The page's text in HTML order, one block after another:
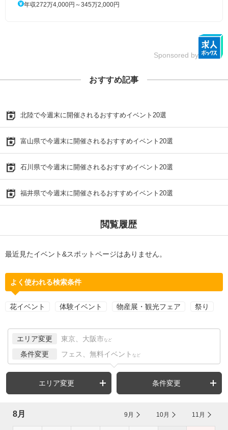
年収272万4,000円～345万2,000円
Sponsored by
おすすめ記事
北陸で今週末に開催されるおすすめイベント20選
富山県で今週末に開催されるおすすめイベント20選
石川県で今週末に開催されるおすすめイベント20選
福井県で今週末に開催されるおすすめイベント20選
閲覧履歴
最近見たイベント&スポットページはありません。
よく使われる検索条件
花イベント 体験イベント 物産展・観光フェア 祭り
エリア変更 東京、大阪市 など
条件変更 フェス、無料イベント など
エリア変更 条件変更
8月 9月 10月 11月